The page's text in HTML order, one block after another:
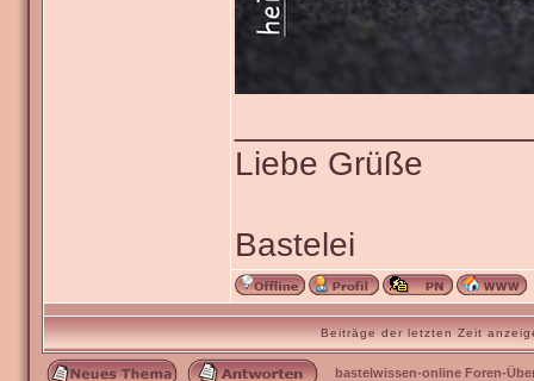
Liebe Grüße
Bastelei
Beiträge der letzten Zeit
bastelwissen-online Foren-